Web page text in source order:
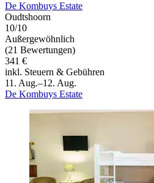
De Kombuys Estate
Oudtshoorn
10/10
Außergewöhnlich
(21 Bewertungen)
341 €
inkl. Steuern & Gebühren
11. Aug.–12. Aug.
De Kombuys Estate